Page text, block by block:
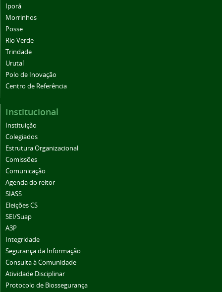
Iporá
Morrinhos
Posse
Rio Verde
Trindade
Urutaí
Polo de Inovação
Centro de Referência
Institucional
Instituição
Colegiados
Estrutura Organizacional
Comissões
Comunicação
Agenda do reitor
SIASS
Eleições CS
SEI/Suap
A3P
Integridade
Segurança da Informação
Consulta à Comunidade
Atividade Disciplinar
Protocolo de Biossegurança